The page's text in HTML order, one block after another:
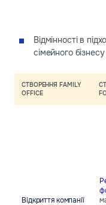
Відмінності в
сімейного
СТВОРЕННЯ FAMILY
OFFICE
Відкриття компанії